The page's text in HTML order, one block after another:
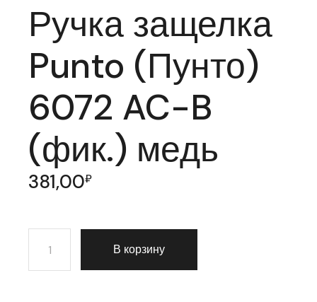
Ручка защелка
Punto (Пунто)
6072 AC-B
(фик.) медь
381,00₽
Количество товара Ручка защелка Punto (Пунто)
В корзину